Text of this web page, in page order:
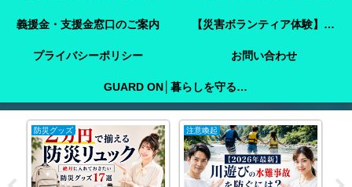
義援金・支援金窓口のご案内 【災害ボランティア体験】嘉島町で見た「命を守ることさえ難しい現実」と、全国へ伝えたいこと
プライバシーポリシー お問い合わせ
GUARD ON│暮らしを守る防犯ガイド
防災グッズ 注意喚起